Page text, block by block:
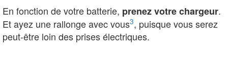
En fonction de votre batterie, prenez votre chargeur.
Et ayez une rallonge avec vous3, puisque vous serez
peut-être loin des prises électriques.